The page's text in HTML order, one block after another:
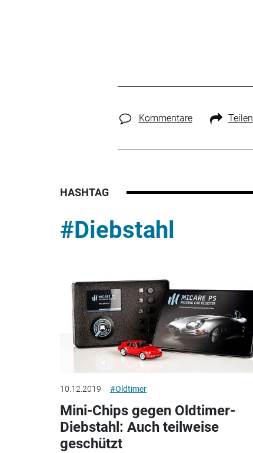
Kommentare Teilen
HASHTAG
#Diebstahl
10.12.2019 #Oldtimer
Mini-Chips gegen Oldtimer-
Diebstahl: Auch teilweise
geschützt